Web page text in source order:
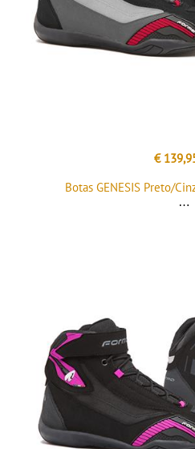
€
Botas GENESIS Preto/